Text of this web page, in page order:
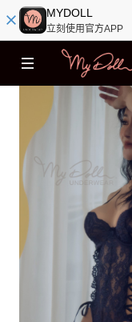
MYDOLL
立刻使用官方APP